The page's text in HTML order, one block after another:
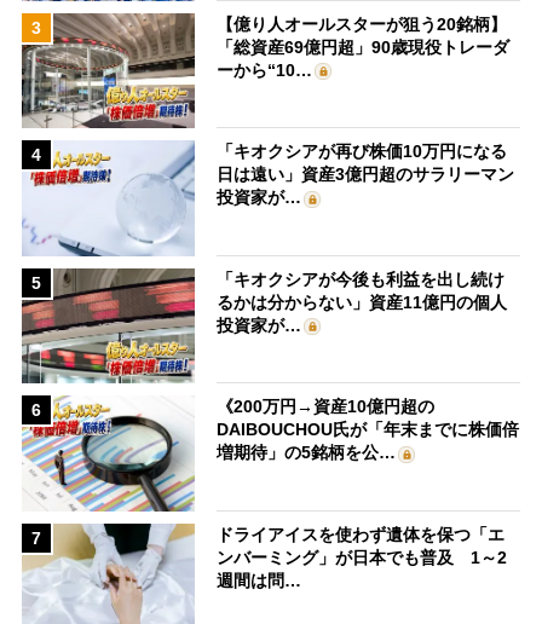
3
【億り人オールスターが狙う20銘柄】
「総資産69億円超」90歳現役トレーダ
ーから“10…
4
「キオクシアが再び株価10万円になる
日は遠い」資産3億円超のサラリーマン
投資家が…
5
「キオクシアが今後も利益を出し続け
るかは分からない」資産11億円の個人
投資家が…
6
《200万円→資産10億円超の
DAIBOUCHOU氏が「年末までに株価倍
増期待」の5銘柄を公…
7
ドライアイスを使わず遺体を保つ「エ
ンバーミング」が日本でも普及 1～2
週間は問…